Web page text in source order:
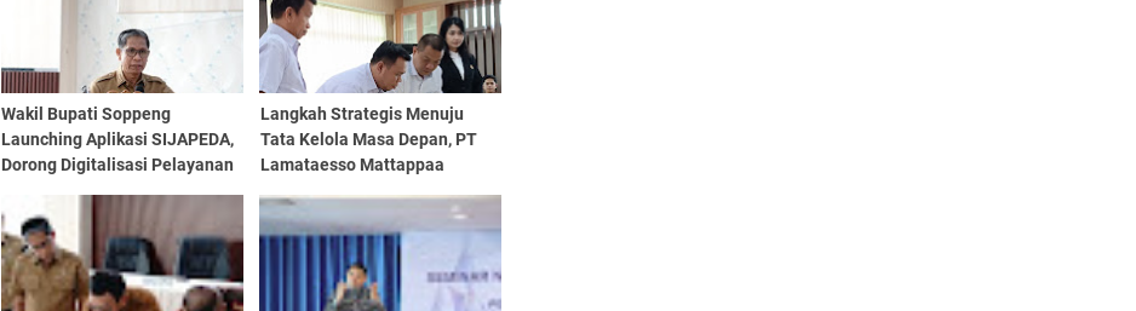
Wakil Bupati Soppeng
Launching Aplikasi SIJAPEDA,
Dorong Digitalisasi Pelayanan
Langkah Strategis Menuju
Tata Kelola Masa Depan, PT
Lamataesso Mattappaa
Perkuat Fondasi Hukum